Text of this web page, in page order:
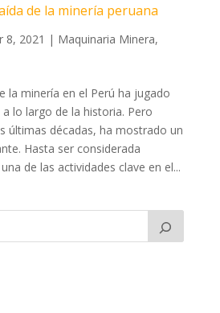
de la minería peruana
8, 2021 | Maquinaria Minera,
la minería en el Perú ha jugado
lo largo de la historia. Pero
últimas décadas, ha mostrado un
Hasta ser considerada
de las actividades clave en el...